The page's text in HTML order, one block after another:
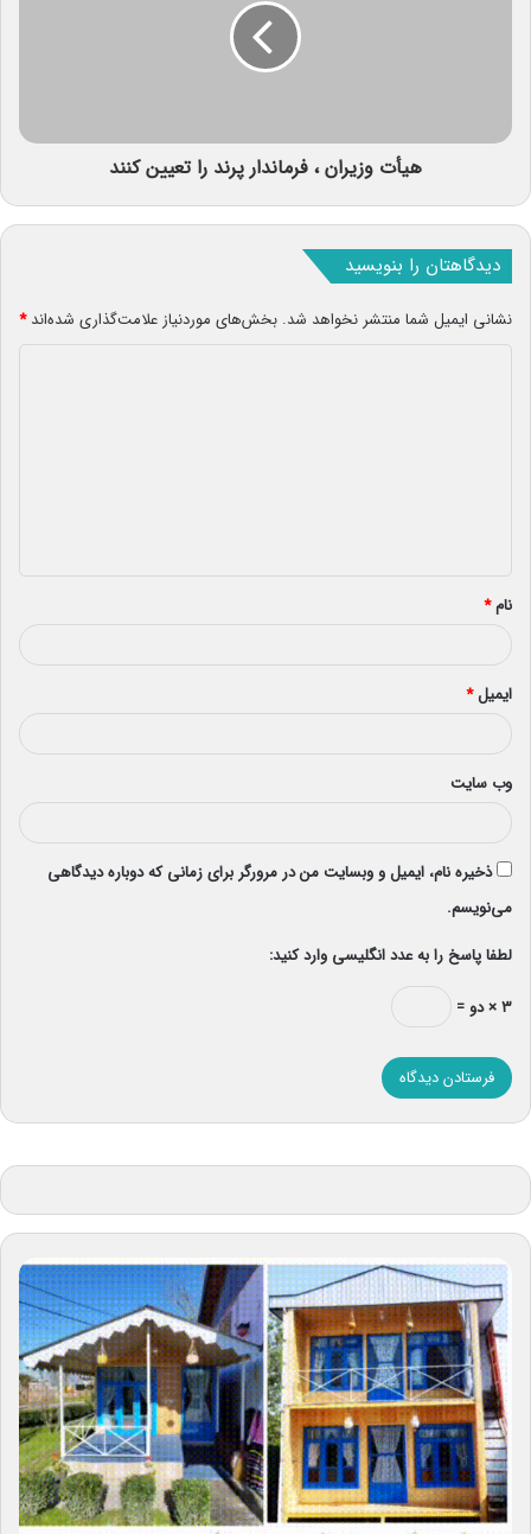
هیأت وزیران ، فرماندار پرند را تعیین کنند
دیدگاهتان را بنویسید
نشانی ایمیل شما منتشر نخواهد شد. بخش‌های موردنیاز علامت‌گذاری شده‌اند*
*
نام*
ایمیل*
وب‌ سایت
ذخیره نام، ایمیل و وبسایت من در مرورگر برای زمانی که دوباره دیدگاهی
می‌نویسم.
لطفا پاسخ را به عدد انگلیسی وارد کنید:
۳ × دو =